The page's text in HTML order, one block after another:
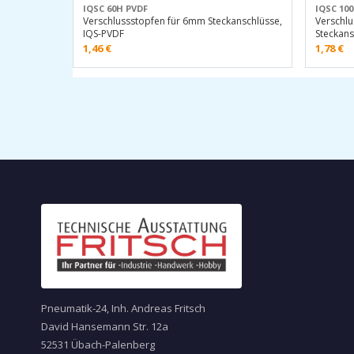
IQSC 60H PVDF
Verschlussstopfen für 6mm Steckanschlüsse,
IQS-PVDF
1,46€
IQSC
1,78€
Pneumatik-24, Inh. Andreas Fritsch
David Hansemann Str. 12a
52531 Übach-Palenberg